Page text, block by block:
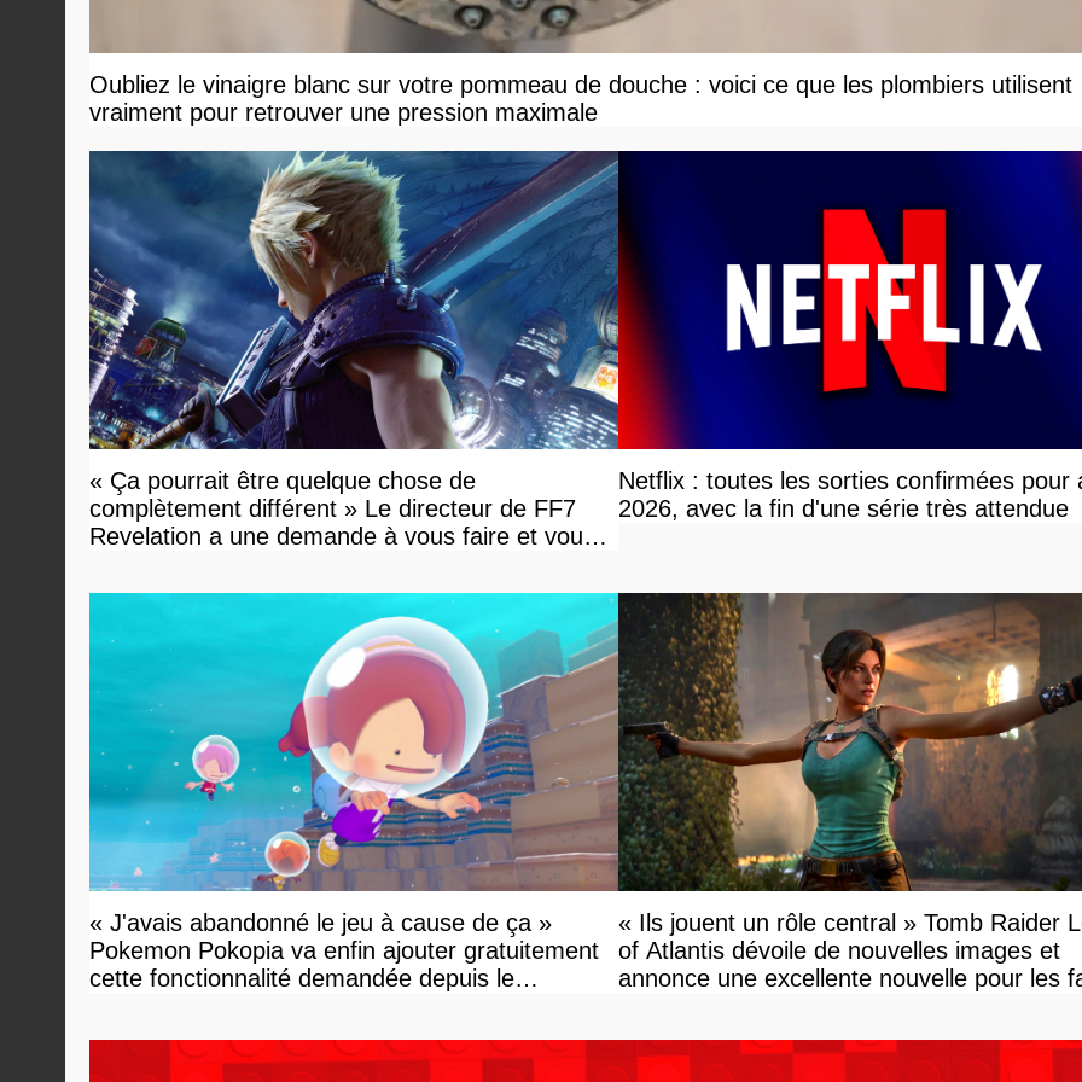
Oubliez le vinaigre blanc sur votre pommeau de douche : voici ce que les plombiers utilisent
vraiment pour retrouver une pression maximale
« Ça pourrait être quelque chose de
complètement différent » Le directeur de FF7
Revelation a une demande à vous faire et vous
Netflix : toutes les sorties confirmées pour
2026, avec la fin d'une série très attendue
« J'avais abandonné le jeu à cause de ça »
Pokemon Pokopia va enfin ajouter gratuitement
cette fonctionnalité demandée depuis le
« Ils jouent un rôle central » Tomb Raider
of Atlantis dévoile de nouvelles images et
annonce une excellente nouvelle pour les